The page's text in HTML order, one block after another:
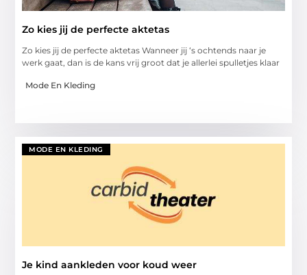
Zo kies jij de perfecte aktetas
Zo kies jij de perfecte aktetas Wanneer jij ‘s ochtends naar je
werk gaat, dan is de kans vrij groot dat je allerlei spulletjes klaar
Mode En Kleding
MODE EN KLEDING
Je kind aankleden voor koud weer